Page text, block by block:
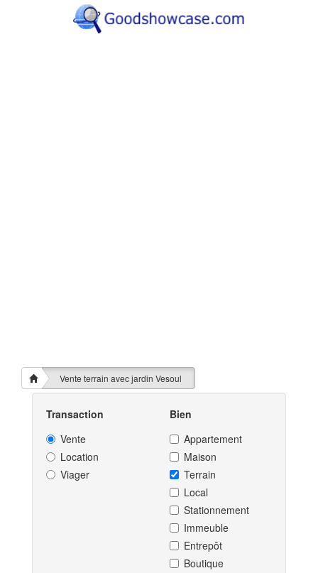
Vente terrain avec jardin Vesoul
Transaction
Vente
Location
Viager
Bien
Appartement
Maison
Terrain
Local
Stationnement
Immeuble
Entrepôt
Boutique